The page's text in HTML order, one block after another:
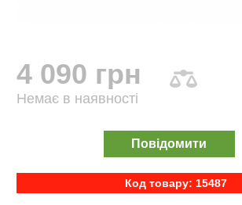
4 090 грн
Немає в наявності
Повідомити
Код товару: 15487